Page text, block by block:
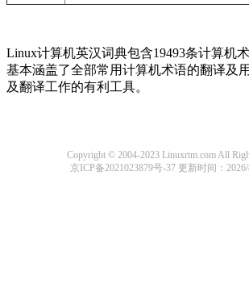
Linux计算机英汉词典包含19493条计算机
基本涵盖了全部常用计算机术语的翻译及
及翻译工作的有利工具。
Copyright © 2004-2023 Linuxrtm.com All
京ICP备2021023879号-37更新时间：2026/